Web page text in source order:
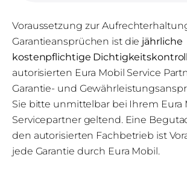
Voraussetzung zur
Garantieansprüchen ist die jährliche
kostenpflichtige
autorisierten Eura Mobil Service
Garantie- und
Sie bitte unmittelbar bei Ihrem Eura
Servicepartner geltend. Eine
den autorisierten Fachbetrieb ist
jede Garantie durch Eura Mobil.